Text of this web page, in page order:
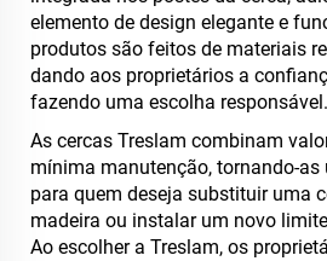
elemento de design elegante e
produtos são feitos de materiais
dando aos proprietários a
fazendo uma escolha responsável.
As cercas Treslam combinam
mínima manutenção, tornando-as
para quem deseja substituir uma
madeira ou instalar um novo
Ao escolher a Treslam, os